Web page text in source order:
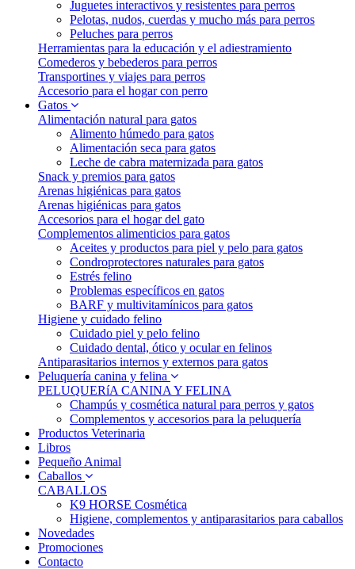
Juguetes interactivos y resistentes para perros
Pelotas, nudos, cuerdas y mucho más para perros
Peluches para perros
Herramientas para la educación y el adiestramiento
Comederos y bebederos para perros
Transportines y viajes para perros
Accesorio para el hogar con perro
Gatos
Alimentación natural para gatos
Alimento húmedo para gatos
Alimentación seca para gatos
Leche de cabra maternizada para gatos
Snack y premios para gatos
Arenas higiénicas para gatos
Arenas higiénicas para gatos
Accesorios para el hogar del gato
Complementos alimenticios para gatos
Aceites y productos para piel y pelo para gatos
Condroprotectores naturales para gatos
Estrés felino
Problemas específicos en gatos
BARF y multivitamínicos para gatos
Higiene y cuidado felino
Cuidado piel y pelo felino
Cuidado dental, ótico y ocular en felinos
Antiparasitarios internos y externos para gatos
Peluquería canina y felina
PELUQUERíA CANINA Y FELINA
Champús y cosmética natural para perros y gatos
Complementos y accesorios para la peluquería
Productos Veterinaria
Libros
Pequeño Animal
Caballos
CABALLOS
K9 HORSE Cosmética
Higiene, complementos y antiparasitarios para caballos
Novedades
Promociones
Contacto